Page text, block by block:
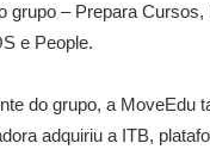
– Prepara Cursos,
e People.
do grupo, a MoveEdu
adquiriu a ITB,